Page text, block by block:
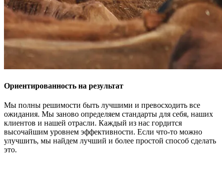
Ориентированность на результат
Мы полны решимости быть лучшими и превосходить все
ожидания. Мы заново определяем стандарты для себя, наших
клиентов и нашей отрасли. Каждый из нас гордится
высочайшим уровнем эффективности. Если что-то можно
улучшить, мы найдем лучший и более простой способ сделать
это.